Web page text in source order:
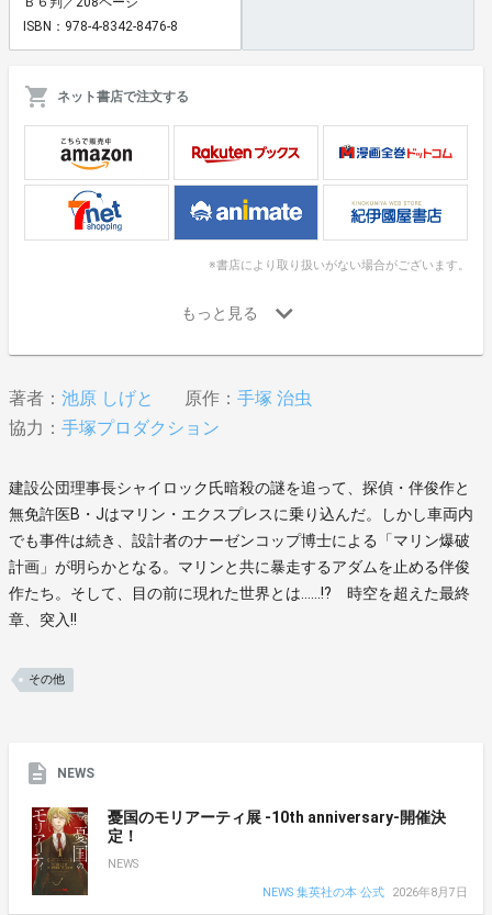
ISBN：978-4-8342-8476-8
ネット書店で注文する
※書店により取り扱いがない場合がございます。
著者： 池原 しげと 原作： 手塚 治虫
協力： 手塚プロダクション
建設公団理事長シャイロック氏暗殺の謎を追って、探偵・伴俊作と
無免許医B・Jはマリン・エクスプレスに乗り込んだ。しかし車両内
でも事件は続き、設計者のナーゼンコップ博士による「マリン爆破
計画」が明らかとなる。マリンと共に暴走するアダムを止める伴俊
作たち。そして、目の前に現れた世界とは……!? 時空を超えた最終
章、突入!!
その他
NEWS
憂国のモリアーティ展 -10th anniversary-開催決
定！
NEWS
NEWS 集英社の本 公式
2026年8月7日